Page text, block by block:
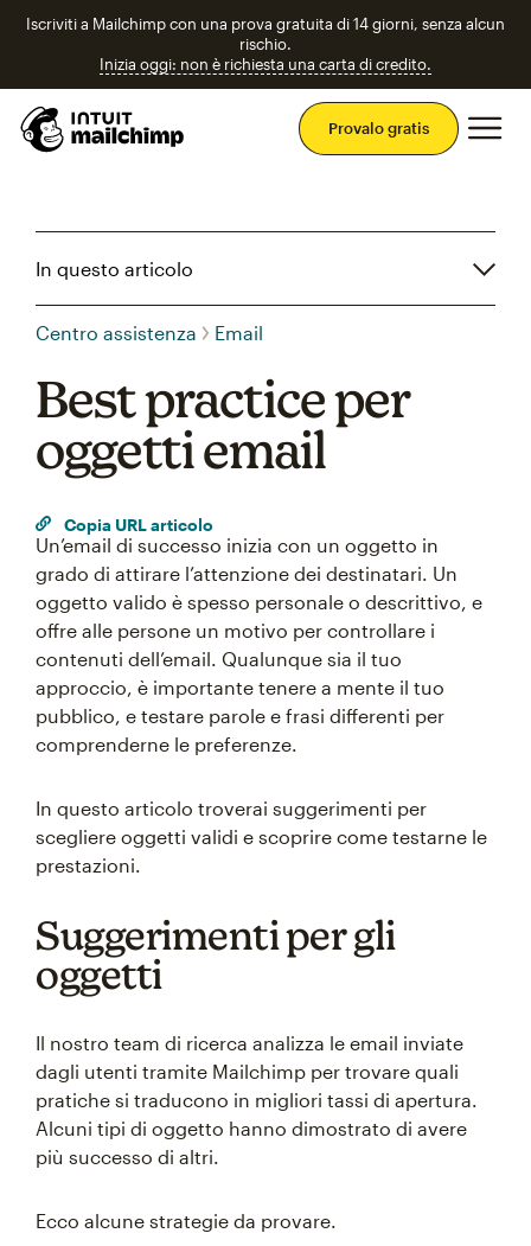
Iscriviti a Mailchimp con una prova gratuita di 14 giorni, senza alcun
rischio.
Inizia oggi: non è richiesta una carta di credito.
Provalo gratis
In questo articolo
Centro assistenza Email
Best practice per
oggetti email
Copia URL articolo
Un’email di successo inizia con un oggetto in
grado di attirare l’attenzione dei destinatari. Un
oggetto valido è spesso personale o descrittivo, e
offre alle persone un motivo per controllare i
contenuti dell’email. Qualunque sia il tuo
approccio, è importante tenere a mente il tuo
pubblico, e testare parole e frasi differenti per
comprenderne le preferenze.
In questo articolo troverai suggerimenti per
scegliere oggetti validi e scoprire come testarne le
prestazioni.
Suggerimenti per gli
oggetti
Il nostro team di ricerca analizza le email inviate
dagli utenti tramite Mailchimp per trovare quali
pratiche si traducono in migliori tassi di apertura.
Alcuni tipi di oggetto hanno dimostrato di avere
più successo di altri.
Ecco alcune strategie da provare.